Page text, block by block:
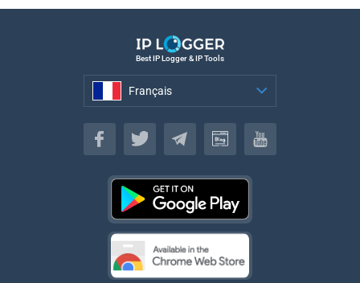
Best IP Logger & IP Tools
Français
Français